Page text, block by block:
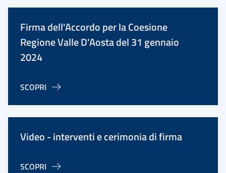
Firma dell'Accordo per la Coesione
Regione Valle D'Aosta del 31 gennaio
2024
SCOPRI
Video - interventi e cerimonia di firma
SCOPRI